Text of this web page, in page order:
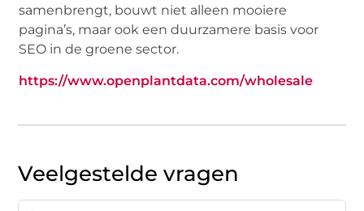
samenbrengt, bouwt niet alleen mooiere
pagina’s, maar ook een duurzamere basis voor
SEO in de groene sector.
https://www.openplantdata.com/wholesale
Veelgestelde vragen